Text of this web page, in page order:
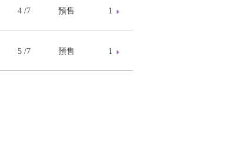
4 /7 預售 1
5 /7 預售 1